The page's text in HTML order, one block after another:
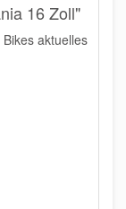
16 Zoll"
aktuelles